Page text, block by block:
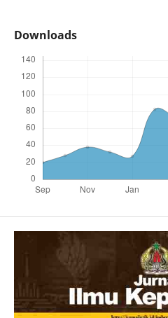
Downloads